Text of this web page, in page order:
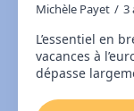
Michèle Payet 3
L’essentiel en
vacances à
dépasse